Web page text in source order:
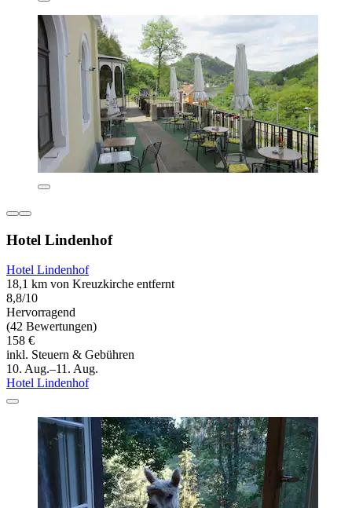
Hotel Lindenhof
Hotel Lindenhof
18,1 km von Kreuzkirche entfernt
8,8/10
Hervorragend
(42 Bewertungen)
158 €
inkl. Steuern & Gebühren
10. Aug.–11. Aug.
Hotel Lindenhof